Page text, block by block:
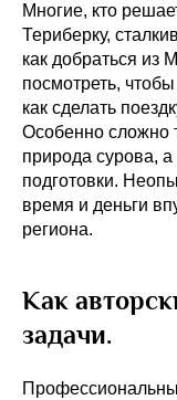
Многие, кто
Териберку,
как добраться из
посмотреть,
как сделать
Особенно сложно
природа сурова, а
подготовки.
время и деньги
региона.
Как
задачи.